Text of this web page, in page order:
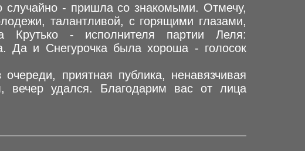
случайно - пришла со знакомыми. Отмечу,
талантливой, с горящими глазами,
Крутько - исполнителя партии Леля:
Да и Снегурочка была хороша - голосок
приятная публика, ненавязчивая
вечер удался. Благодарим вас от лица